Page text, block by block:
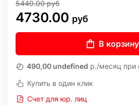
5440.00руб
4730.00 руб
В корзину
490,00 undefined р./месяц при
Купить в один клик
Счет для юр. лиц